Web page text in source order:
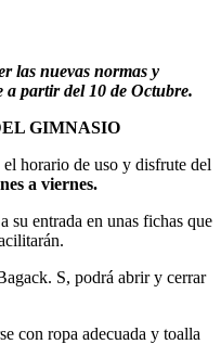
las nuevas normas y
partir del 10 de Octubre.
GIMNASIO
horario de uso y disfrute del
a viernes.
su entrada en unas fichas que
S, podrá abrir y cerrar
con ropa adecuada y toalla